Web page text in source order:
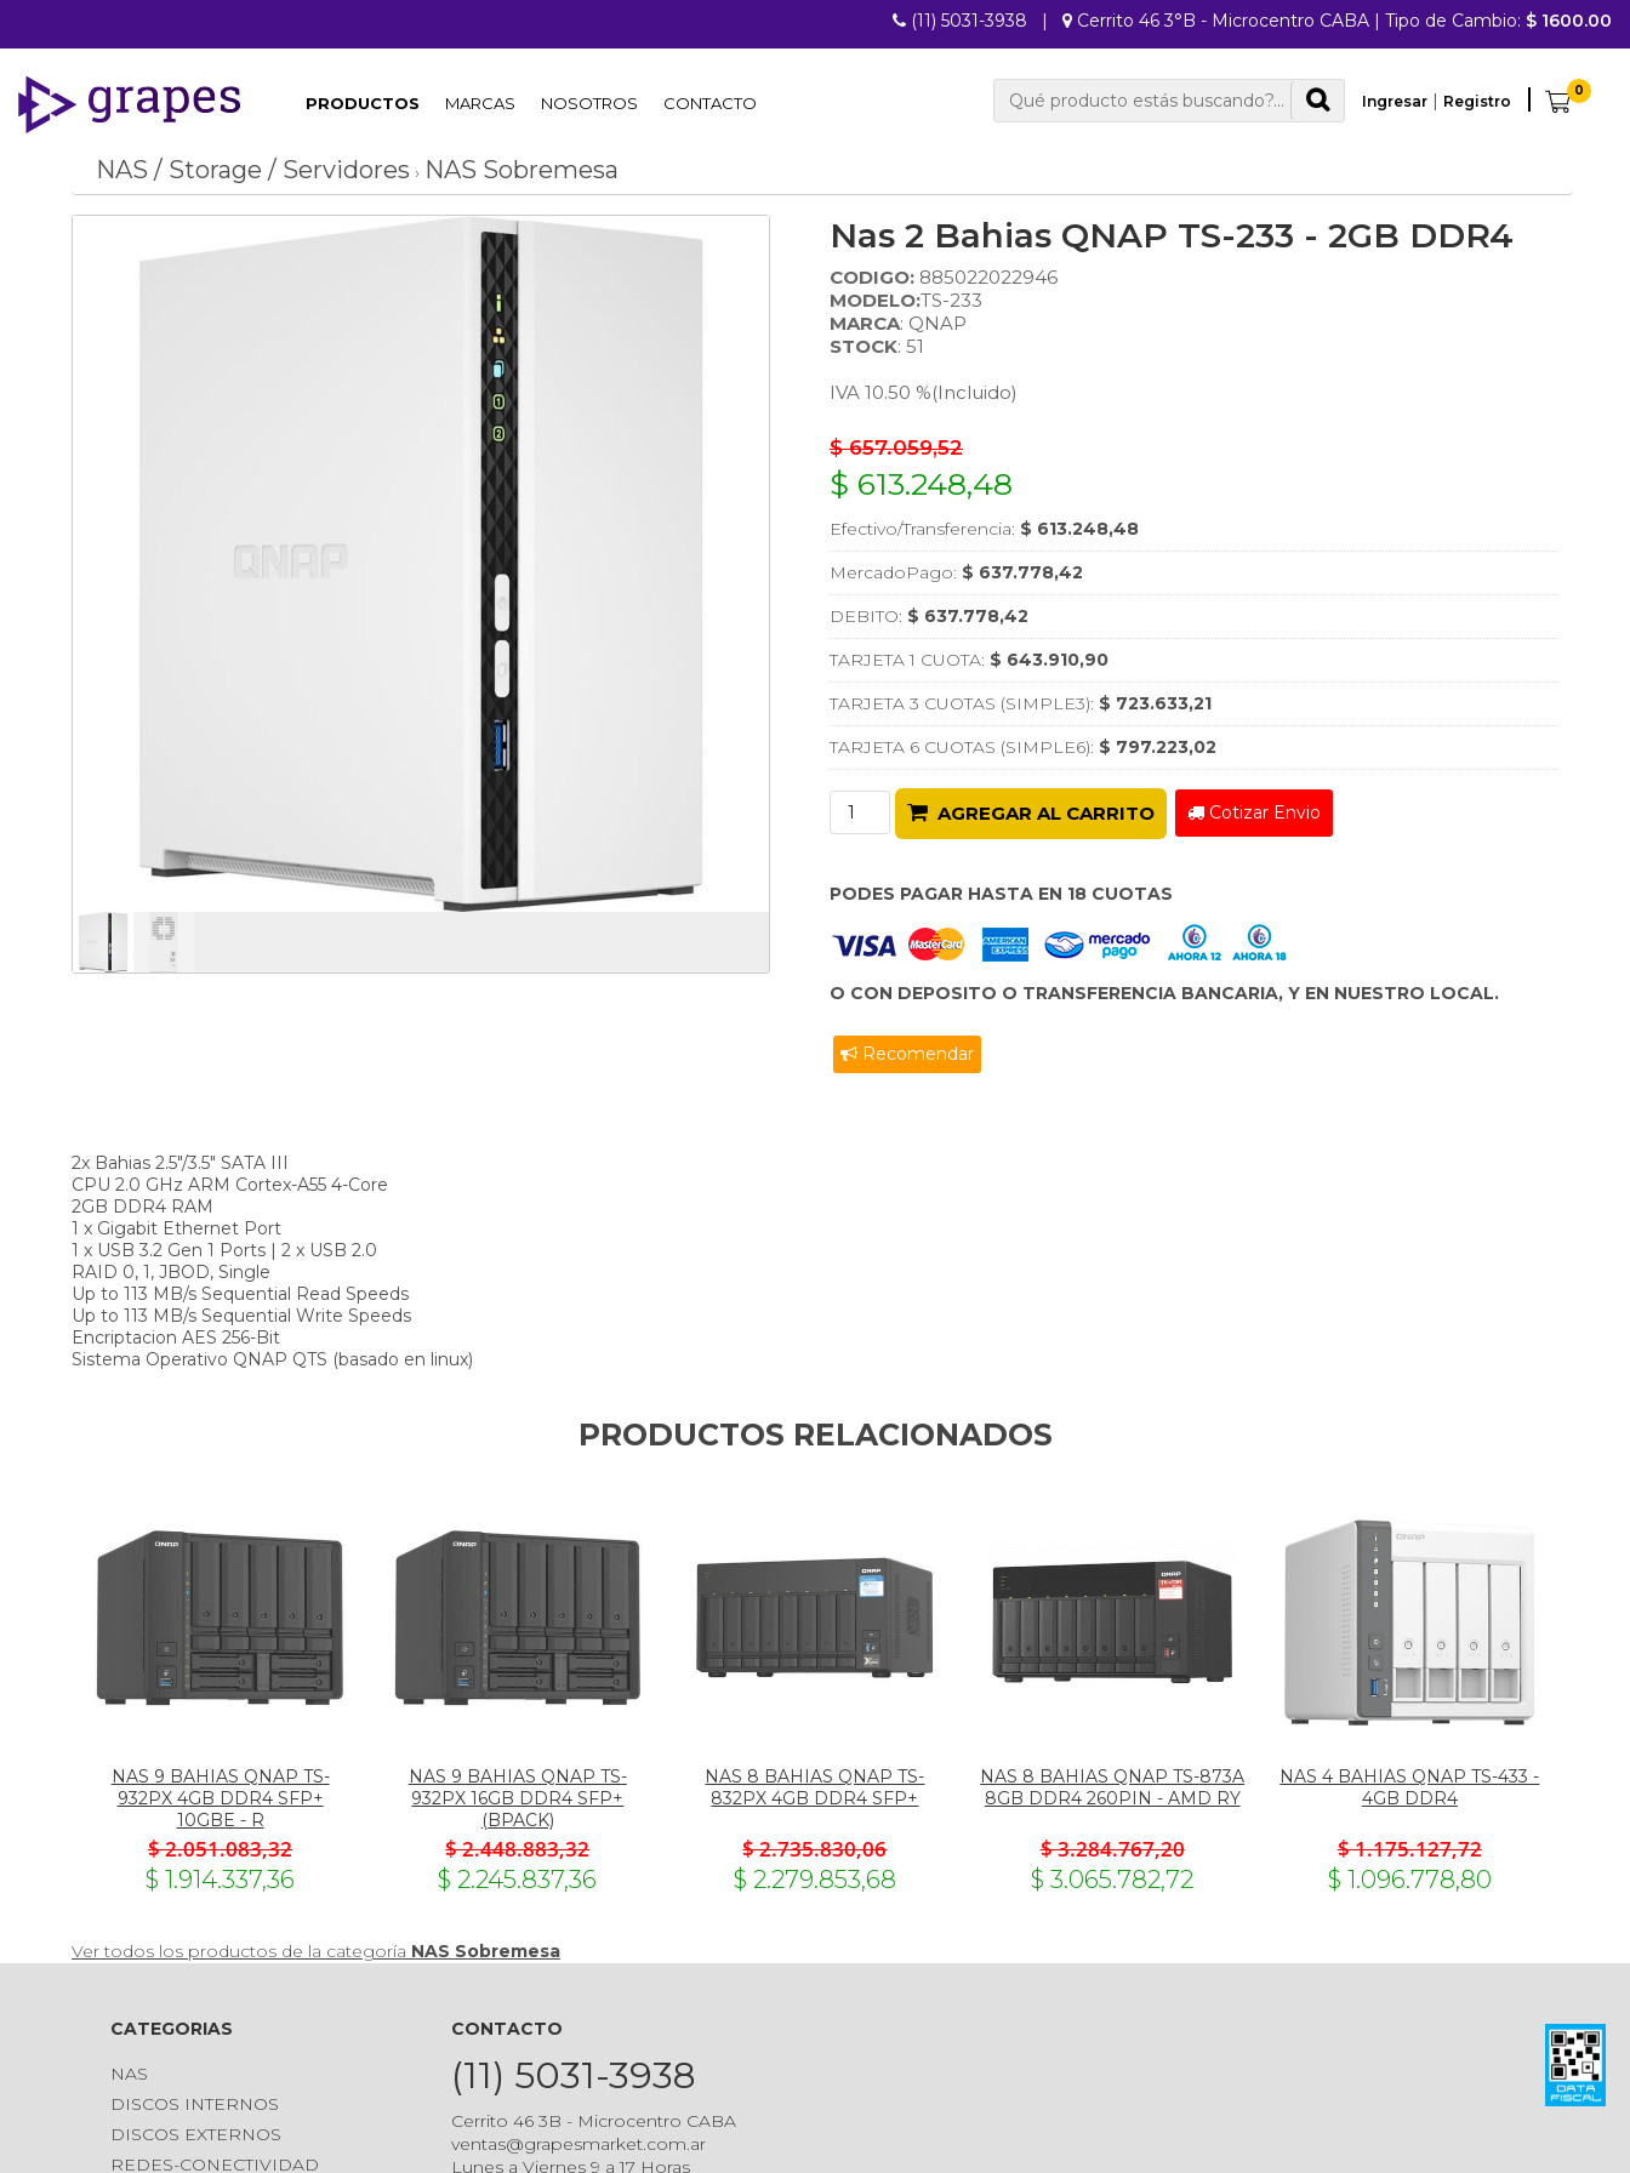
(11) 5031-3938 | Cerrito 46 3°B - Microcentro CABA | Tipo de Cambio: $ 1600.00
Ingresar | Registro
0
PRODUCTOS MARCAS NOSOTROS CONTACTO
NAS / Storage / Servidores › NAS Sobremesa
Nas 2 Bahias QNAP TS-233 - 2GB DDR4
CODIGO: 885022022946
MODELO:TS-233
MARCA: QNAP
STOCK: 51
IVA 10.50 %(Incluido)
$ 657.059,52
$ 613.248,48
Efectivo/Transferencia: $ 613.248,48
MercadoPago: $ 637.778,42
DEBITO: $ 637.778,42
TARJETA 1 CUOTA: $ 643.910,90
TARJETA 3 CUOTAS (SIMPLE3): $ 723.633,21
TARJETA 6 CUOTAS (SIMPLE6): $ 797.223,02
AGREGAR AL CARRITO Cotizar Envio
PODES PAGAR HASTA EN 18 CUOTAS
O CON DEPOSITO O TRANSFERENCIA BANCARIA, Y EN NUESTRO LOCAL.
Recomendar
2x Bahias 2.5"/3.5" SATA III
CPU 2.0 GHz ARM Cortex-A55 4-Core
2GB DDR4 RAM
1 x Gigabit Ethernet Port
1 x USB 3.2 Gen 1 Ports | 2 x USB 2.0
RAID 0, 1, JBOD, Single
Up to 113 MB/s Sequential Read Speeds
Up to 113 MB/s Sequential Write Speeds
Encriptacion AES 256-Bit
Sistema Operativo QNAP QTS (basado en linux)
PRODUCTOS RELACIONADOS
NAS 9 BAHIAS QNAP TS-
932PX 4GB DDR4 SFP+
10GBE - R
$ 2.051.083,32
$ 1.914.337,36
NAS 9 BAHIAS QNAP TS-
932PX 16GB DDR4 SFP+
(BPACK)
$ 2.448.883,32
$ 2.245.837,36
NAS 8 BAHIAS QNAP TS-
832PX 4GB DDR4 SFP+
$ 2.735.830,06
$ 2.279.853,68
NAS 8 BAHIAS QNAP TS-873A
8GB DDR4 260PIN - AMD RY
$ 3.284.767,20
$ 3.065.782,72
NAS 4 BAHIAS QNAP TS-433 -
4GB DDR4
$ 1.175.127,72
$ 1.096.778,80
Ver todos los productos de la categoría NAS Sobremesa
CATEGORIAS
NAS
DISCOS INTERNOS
DISCOS EXTERNOS
REDES-CONECTIVIDAD
CONTACTO
(11) 5031-3938
Cerrito 46 3B - Microcentro CABA
ventas@grapesmarket.com.ar
Lunes a Viernes 9 a 17 Horas